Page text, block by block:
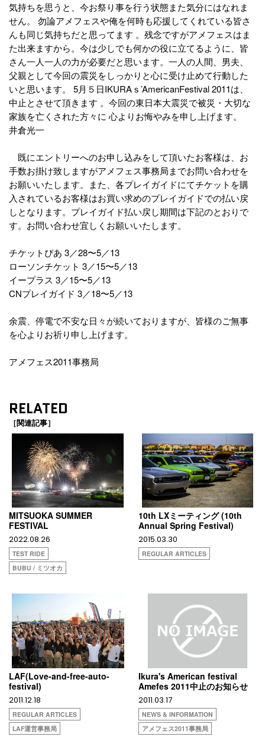
気持ちを思うと、今お祭り事を行う状態また気分にはなれま
せん。 勿論アメフェスや俺を何時も応援してくれている皆さ
んも同じ気持ちだと思ってます 。残念ですがアメフェスはま
た出来ますから。今は少しでも何かの役に立てるように、皆
さん一人一人の力が必要だと思います。一人の人間、男夫、
父親として今回の震災をしっかりと心に受け止めて行動した
いと思います。 5月５日IKURAｓ’AmericanFestival 2011は、
中止とさせて頂きます 。今回の東日本大震災で被災・大切な
家族を亡くされた方々に 心よりお悔やみを申し上げます。
井倉光一
既にエントリーへのお申し込みをして頂いたお客様は、お
手数お掛け致しますがアメフェス事務局までお問い合わせを
お願いいたします。また、各プレイガイドにてチケットを購
入されているお客様はお買い求めのプレイガイドでの払い戻
しとなります。プレイガイド払い戻し期間は下記のとおりで
す。お問い合わせ宜しくお願いいたします。
チケットぴあ 3／28〜5／13
ローソンチケット 3／15〜5／13
イープラス 3／15〜5／13
CNプレイガイド 3／18〜5／13
余震、停電で不安な日々が続いておりますが、皆様のご無事
を心よりお祈り申し上げます。
アメフェス2011事務局
RELATED
［関連記事］
MITSUOKA SUMMER
FESTIVAL
2022.08.26
TEST RIDE
BUBU / ミツオカ
10th LXミーティング (10th
Annual Spring Festival)
2015.03.30
REGULAR ARTICLES
LAF(Love-and-free-auto-
festival)
2011.12.18
REGULAR ARTICLES
LAF運営事務局
Ikura's American festival
Amefes 2011中止のお知らせ
2011.03.17
NEWS & INFORMATION
アメフェス2011事務局